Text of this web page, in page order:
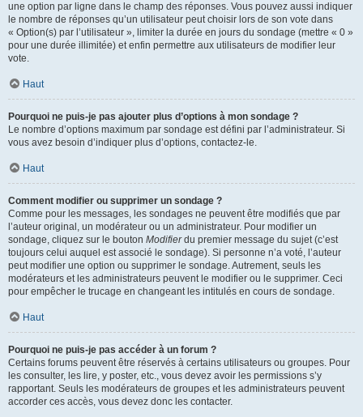
une option par ligne dans le champ des réponses. Vous pouvez aussi indiquer
le nombre de réponses qu’un utilisateur peut choisir lors de son vote dans
« Option(s) par l’utilisateur », limiter la durée en jours du sondage (mettre « 0 »
pour une durée illimitée) et enfin permettre aux utilisateurs de modifier leur
vote.
Haut
Pourquoi ne puis-je pas ajouter plus d’options à mon sondage ?
Le nombre d’options maximum par sondage est défini par l’administrateur. Si
vous avez besoin d’indiquer plus d’options, contactez-le.
Haut
Comment modifier ou supprimer un sondage ?
Comme pour les messages, les sondages ne peuvent être modifiés que par
l’auteur original, un modérateur ou un administrateur. Pour modifier un
sondage, cliquez sur le bouton Modifierdu premier message du sujet (c’est
toujours celui auquel est associé le sondage). Si personne n’a voté, l’auteur
peut modifier une option ou supprimer le sondage. Autrement, seuls les
modérateurs et les administrateurs peuvent le modifier ou le supprimer. Ceci
pour empêcher le trucage en changeant les intitulés en cours de sondage.
Haut
Pourquoi ne puis-je pas accéder à un forum ?
Certains forums peuvent être réservés à certains utilisateurs ou groupes. Pour
les consulter, les lire, y poster, etc., vous devez avoir les permissions s’y
rapportant. Seuls les modérateurs de groupes et les administrateurs peuvent
accorder ces accès, vous devez donc les contacter.